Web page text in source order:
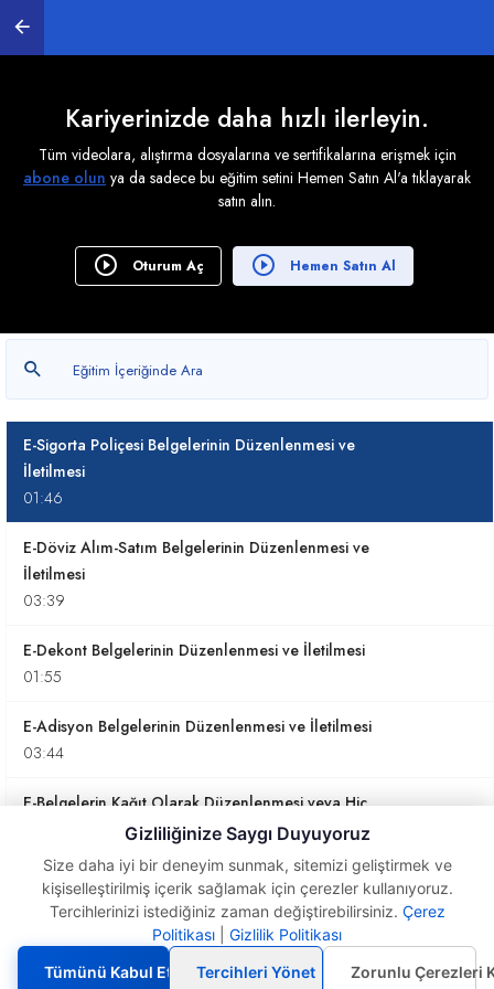
Kariyerinizde daha hızlı ilerleyin.
Tüm videolara, alıştırma dosyalarına ve sertifikalarına erişmek için
abone olun ya da sadece bu eğitim setini Hemen Satın Al'a tıklayarak
satın alın.
Oturum Aç Hemen Satın Al
İletilmesi
E-Bilet Belgelerinin Düzenlenmesi ve İletilmesi
E-Sigorta Poliçesi Uygulamaları
E-Sigorta Gider Komisyon Belgelerinin
Düzenlenmesi ve İletilmesi
02:27
E-Sigorta Poliçesi Belgelerinin Düzenlenmesi ve
İletilmesi
01:46
E-Döviz Alım-Satım Belgelerinin Düzenlenmesi ve
İletilmesi
03:39
E-Dekont Belgelerinin Düzenlenmesi ve İletilmesi
01:55
E-Adisyon Belgelerinin Düzenlenmesi ve İletilmesi
03:44
E-Belgelerin Kağıt Olarak Düzenlenmesi veya Hiç
Düzenlenmemesi
02:21
E-Belgelerin Kâğıt Fatura Olarak Düzenleneceği
Belgelerinin Düzenlenmesi
ve İletilmesi
Gizliliğinize Saygı Duyuyoruz
Size daha iyi bir deneyim sunmak, sitemizi geliştirmek ve
kişiselleştirilmiş içerik sağlamak için çerezler kullanıyoruz.
Tercihlerinizi istediğiniz zaman değiştirebilirsiniz. Çerez
Politikası
Gizlilik Politikası
Tümünü Kabul Et
Tercihleri Yönet Zorunlu Çerezleri